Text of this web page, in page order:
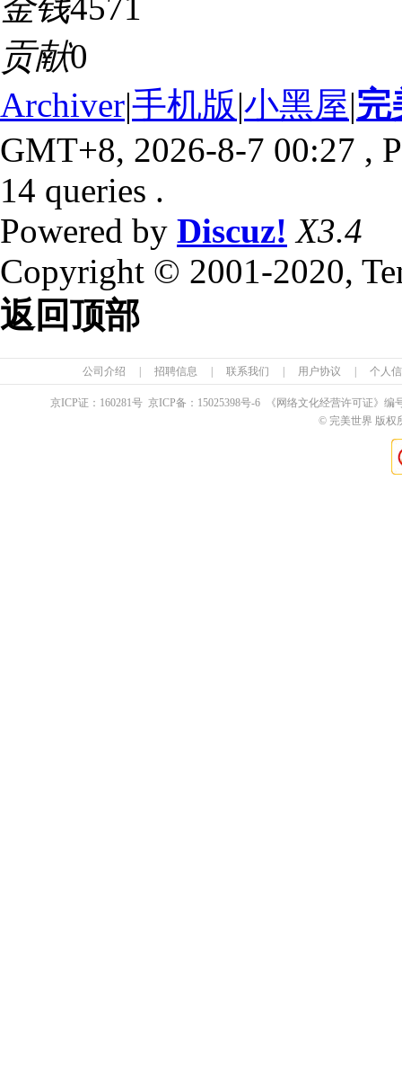
贡献0
Archiver|手机版|小黑屋|完
GMT+8, 2026-8-7 00:27 ,
14 queries .
Powered by Discuz! X3.4
Copyright © 2001-2020,
返回顶部
公司介绍 招聘信息 联系我们 用户协议 个人
京ICP证： 160281号 京ICP备： 15025398号-6 《网络文化经营许可证》编
© 完美世界 版权